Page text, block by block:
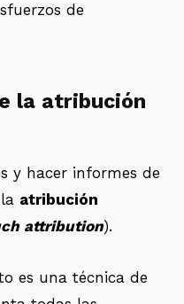
de
la atribución
y hacer informes de
atribución
attribution).
es una técnica de